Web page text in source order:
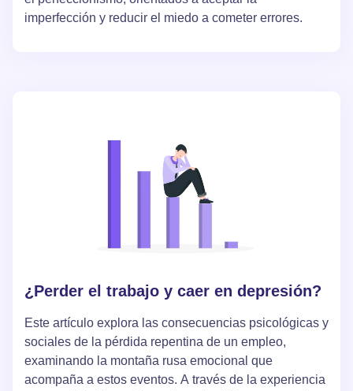
imperfección y reducir el miedo a cometer errores.
¿Perder el trabajo y caer en depresión?
Este artículo explora las consecuencias psicológicas y
sociales de la pérdida repentina de un empleo,
examinando la montaña rusa emocional que
acompaña a estos eventos. A través de la experiencia